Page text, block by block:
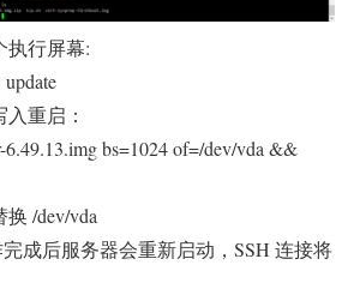
执行屏幕:
update
重启：
6.49.13.img bs=1024 of=/dev/vda &&
/dev/vda
成后服务器会重新启动，SSH 连接将